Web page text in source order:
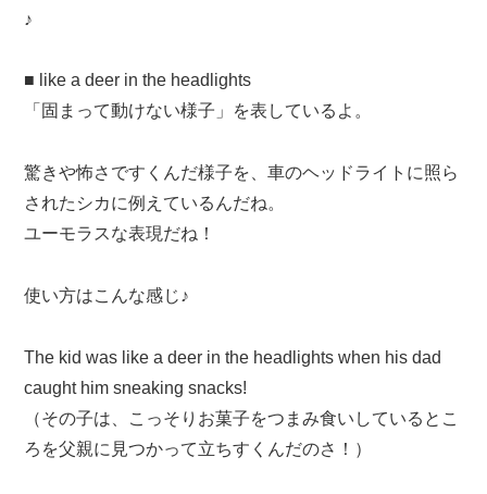
♪
■ like a deer in the headlights
「固まって動けない様子」を表しているよ。
驚きや怖さですくんだ様子を、車のヘッドライトに照ら
されたシカに例えているんだね。
ユーモラスな表現だね！
使い方はこんな感じ♪
The kid was like a deer in the headlights when his dad
caught him sneaking snacks!
（その子は、こっそりお菓子をつまみ食いしているとこ
ろを父親に見つかって立ちすくんだのさ！）